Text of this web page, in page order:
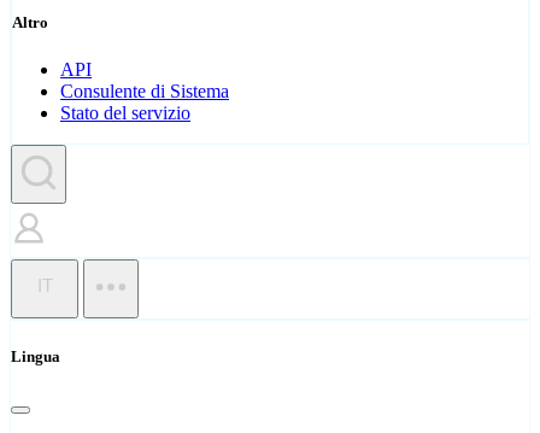
Altro
API
Consulente di Sistema
Stato del servizio
IT
Lingua